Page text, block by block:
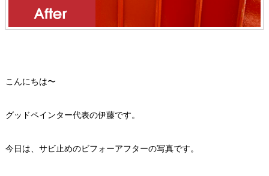
こんにちは〜
グッドペインター代表の伊藤です。
今日は、サビ止めのビフォーアフターの写真です。